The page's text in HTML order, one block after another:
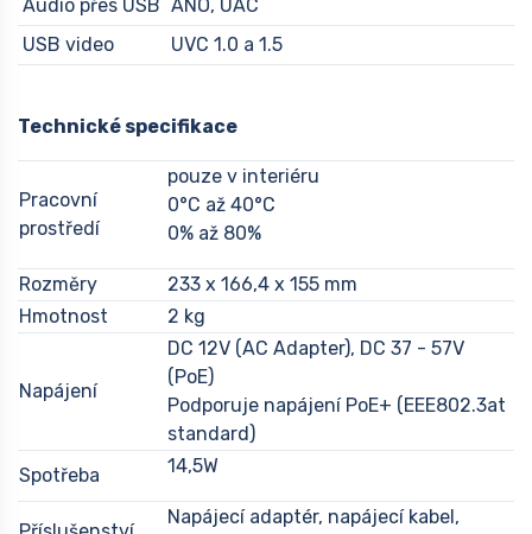
Audio přes USB ANO, UAC
USB video
UVC 1.0 a 1.5
Technické specifikace
Pracovní
prostředí
pouze v interiéru
0°C až 40°C
0% až 80%
Rozměry
233 x 166,4 x 155 mm
Hmotnost
2 kg
Napájení
DC 12V (AC Adapter), DC 37 - 57V
(PoE)
Podporuje napájení PoE+ (EEE802.3at
standard)
Spotřeba
14,5W
Napájecí adaptér, napájecí kabel,